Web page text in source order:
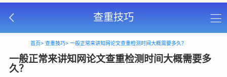
查重技巧
首页> 查重技巧> 一般正常来讲知网论文查重检测时间大概需要多久？
一般正常来讲知网论文查重检测时间大概需要多
久？